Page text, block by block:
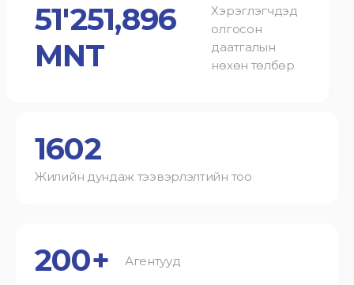
51'251,896
MNT
Хэрэглэгчдэд
олгосон
даатгалын
нөхөн төлбөр
1602
Жилийн дундаж тээвэрлэлтийн тоо
200+ Агентууд